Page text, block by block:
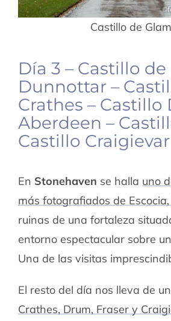
Castillo de
Día 3 – Castillo de
Dunnottar –
Crathes – Castillo
Aberdeen –
Castillo
En Stonehaven se halla uno
más fotografiados de
ruinas de una fortaleza
entorno espectacular sobre
Una de las visitas
El resto del día nos lleva de
Crathes, Drum, Fraser y